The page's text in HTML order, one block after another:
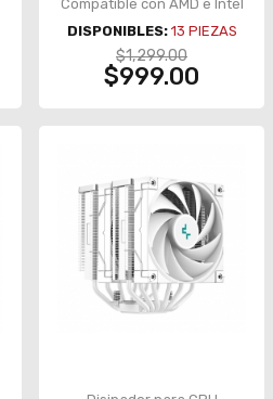
Compatible con AMD e Intel
- RC-TR120-B1
DISPONIBLES: 13 PIEZAS
$1,299.00
$999.00